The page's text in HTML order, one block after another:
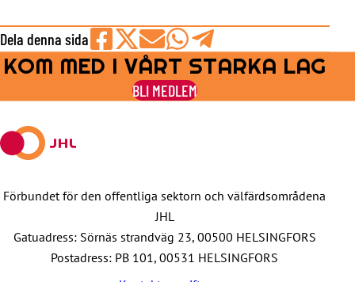
Dela denna sida
Share
on
Facebook
Share
on
Share
by
E-
Share
on
WhatsApp
Share
on
Telegram
KOM MED I VÅRT STARKA LAG
BLI MEDLEM
Förbundet för den offentliga sektorn och välfärdsområdena
JHL
Gatuadress: Sörnäs strandväg 23, 00500 HELSINGFORS
Postadress: PB 101, 00531 HELSINGFORS